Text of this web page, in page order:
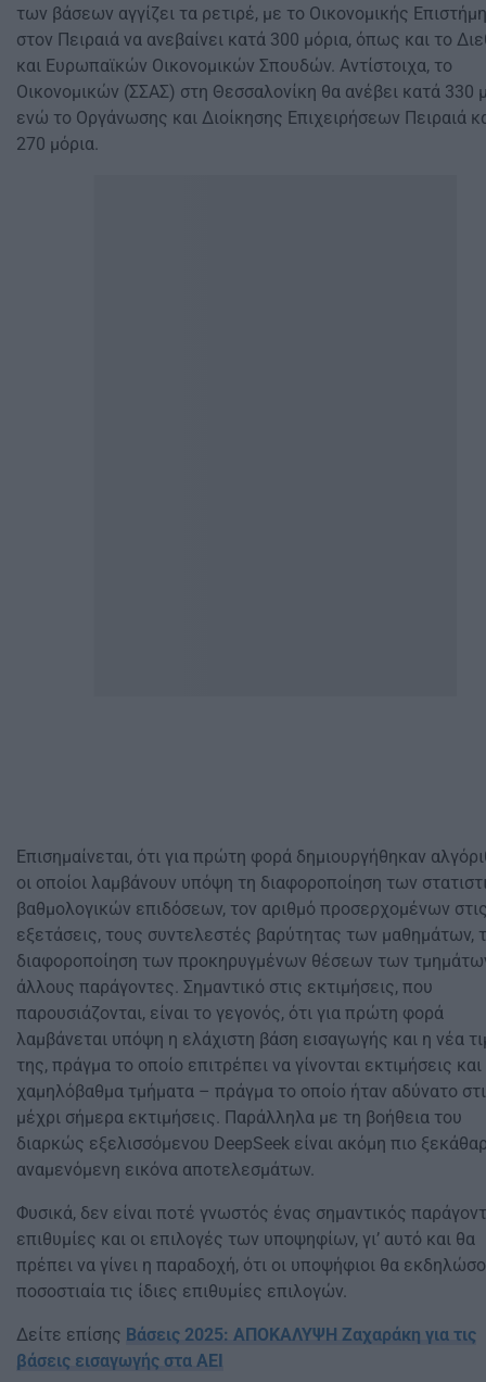
των βάσεων αγγίζει τα ρετιρέ, με το Οικονομικής
στον Πειραιά να ανεβαίνει κατά 300 μόρια, όπως και το
και Ευρωπαϊκών Οικονομικών Σπουδών. Αντίστοιχα, το
Οικονομικών (ΣΣΑΣ) στη Θεσσαλονίκη θα ανέβει κατά 330
ενώ το Οργάνωσης και Διοίκησης Επιχειρήσεων Πειραιά
270 μόρια.
Επισημαίνεται, ότι για πρώτη φορά δημιουργήθηκαν
οι οποίοι λαμβάνουν υπόψη τη διαφοροποίηση των
βαθμολογικών επιδόσεων, τον αριθμό προσερχομένων
εξετάσεις, τους συντελεστές βαρύτητας των μαθημάτων,
διαφοροποίηση των προκηρυγμένων θέσεων των
άλλους παράγοντες. Σημαντικό στις εκτιμήσεις, που
παρουσιάζονται, είναι το γεγονός, ότι για πρώτη φορά
λαμβάνεται υπόψη η ελάχιστη βάση εισαγωγής και η νέα
της, πράγμα το οποίο επιτρέπει να γίνονται εκτιμήσεις και
χαμηλόβαθμα τμήματα – πράγμα το οποίο ήταν αδύνατο
μέχρι σήμερα εκτιμήσεις. Παράλληλα με τη βοήθεια του
διαρκώς εξελισσόμενου DeepSeek είναι ακόμη πιο
αναμενόμενη εικόνα αποτελεσμάτων.
Φυσικά, δεν είναι ποτέ γνωστός ένας σημαντικός
επιθυμίες και οι επιλογές των υποψηφίων, γι’ αυτό και θα
πρέπει να γίνει η παραδοχή, ότι οι υποψήφιοι θα
ποσοστιαία τις ίδιες επιθυμίες επιλογών.
Δείτε επίσης Βάσεις 2025: ΑΠΟΚΑΛΥΨΗ Ζαχαράκη για τις
βάσεις εισαγωγής στα ΑΕΙ